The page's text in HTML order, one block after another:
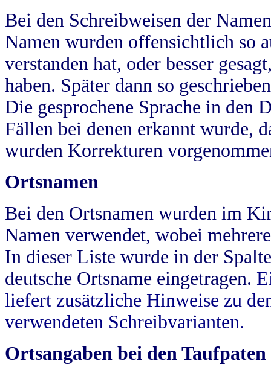
Bei den Schreibweisen der
Namen wurden offensichtlich so
verstanden hat, oder besser
haben. Später dann so
Die gesprochene Sprache in
Fällen bei denen erkannt wurde,
wurden Korrekturen
Ortsnamen
Bei den Ortsnamen wurden im
Namen verwendet, wobei
In dieser Liste wurde in der
deutsche Ortsname eingetragen.
liefert zusätzliche Hinweise zu
verwendeten Schreibvarianten.
Ortsangaben bei den Taufpaten